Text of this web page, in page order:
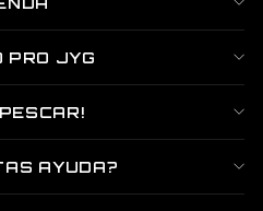
PRO JYG
AYUDA?